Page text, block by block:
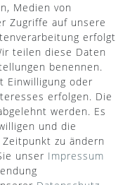
Medien von
Zugriffe auf unsere
erfolgt
teilen diese Daten
benennen.
Einwilligung oder
erfolgen. Die
werden. Es
und die
zu ändern
unser Impressum